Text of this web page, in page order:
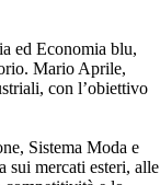
ed Economia blu,
Mario Aprile,
con l’obiettivo
Sistema Moda e
sui mercati esteri, alle